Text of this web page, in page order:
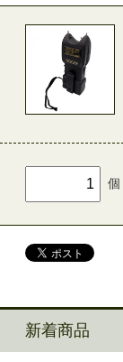
個
新着商品